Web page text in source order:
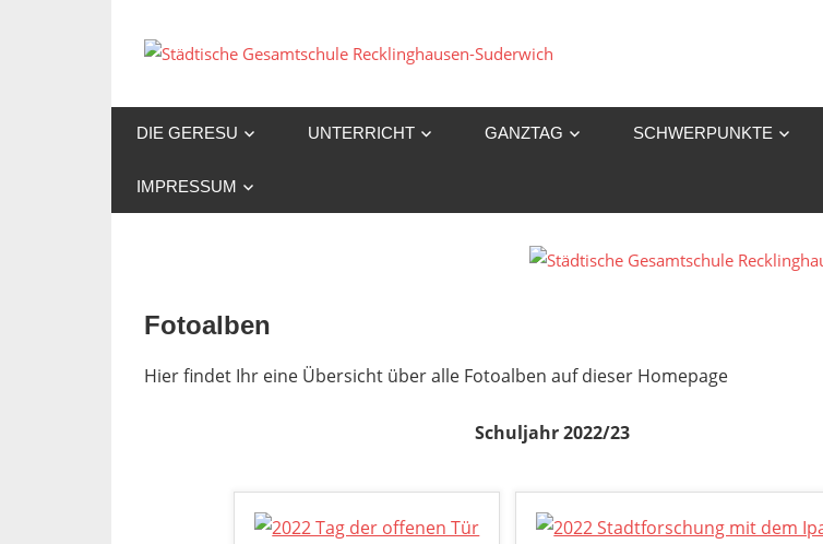
Inhalt
Gesamtschule
Suderwich
DIE GERESU UNTERRICHT GANZTAG SCHWERPUNKTE
IMPRESSUM
Fotoalben
Hier findet Ihr eine Übersicht über alle Fotoalben auf dieser Homepage
Schuljahr 2022/23